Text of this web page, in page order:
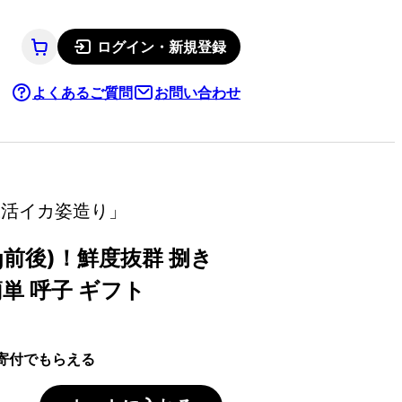
ログイン・新規登録
よくあるご質問 お問い合わせ
イカ姿造り」
後)！鮮度抜群 捌き
呼子 ギフト
付でもらえる